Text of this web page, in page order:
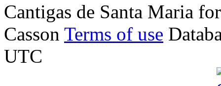
Cantigas de Santa Maria
Casson Terms of use
UTC